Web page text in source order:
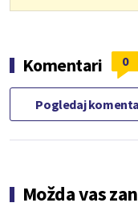
Komentari 0
Pogledaj
Možda vas